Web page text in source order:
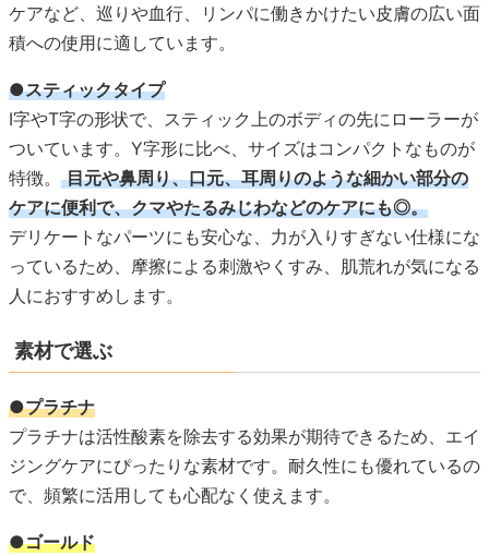
ケアなど、巡りや血行、リンパに働きかけたい皮膚の広い面
積への使用に適しています。
●スティックタイプ
I字やT字の形状で、スティック上のボディの先にローラーが
ついています。Y字形に比べ、サイズはコンパクトなものが
特徴。
目元や鼻周り、口元、耳周りのような細かい部分の
ケアに便利で、クマやたるみじわなどのケアにも◎。
デリケートなパーツにも安心な、力が入りすぎない仕様にな
っているため、摩擦による刺激やくすみ、肌荒れが気になる
人におすすめします。
素材で選ぶ
●プラチナ
プラチナは活性酸素を除去する効果が期待できるため、エイ
ジングケアにぴったりな素材です。耐久性にも優れているの
で、頻繁に活用しても心配なく使えます。
●ゴールド